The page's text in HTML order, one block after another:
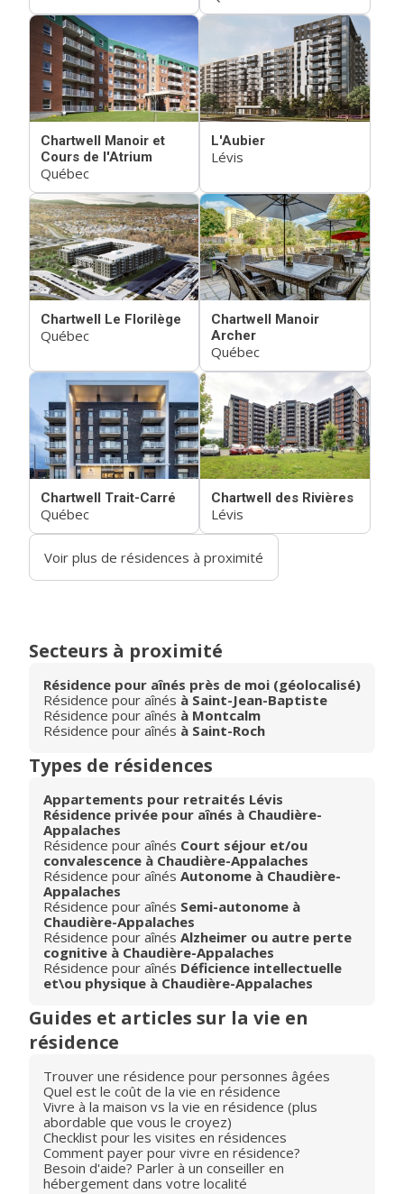
Chartwell Manoir et
Cours de l'Atrium
Québec
L'Aubier
Lévis
Chartwell Le Florilège
Québec
Chartwell Manoir
Archer
Québec
Chartwell Trait-Carré
Québec
Chartwell des Rivières
Lévis
Voir plus de résidences à proximité
Secteurs à proximité
Résidence pour aînés près de moi (géolocalisé)
Résidence pour aînés à Saint-Jean-Baptiste
Résidence pour aînés à Montcalm
Résidence pour aînés à Saint-Roch
Types de résidences
Appartements pour retraités Lévis
Résidence privée pour aînés à Chaudière-
Appalaches
Résidence pour aînés Court séjour et/ou
convalescence à Chaudière-Appalaches
Résidence pour aînés Autonome à Chaudière-
Appalaches
Résidence pour aînés Semi-autonome à
Chaudière-Appalaches
Résidence pour aînés Alzheimer ou autre perte
cognitive à Chaudière-Appalaches
Résidence pour aînés Déficience intellectuelle
et\ou physique à Chaudière-Appalaches
Guides et articles sur la vie en
résidence
Trouver une résidence pour personnes âgées
Quel est le coût de la vie en résidence
Vivre à la maison vs la vie en résidence (plus
abordable que vous le croyez)
Checklist pour les visites en résidences
Comment payer pour vivre en résidence?
Besoin d'aide? Parler à un conseiller en
hébergement dans votre localité